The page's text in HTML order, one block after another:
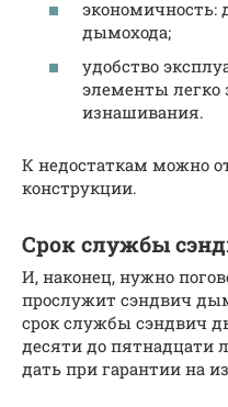
экономичность:
дымохода;
удобство
элементы легко
изнашивания.
К недостаткам можно
конструкции.
Срок службы
И, наконец, нужно
прослужит сэндвич
срок службы сэндвич
десяти до пятнадцати
дать при гарантии на